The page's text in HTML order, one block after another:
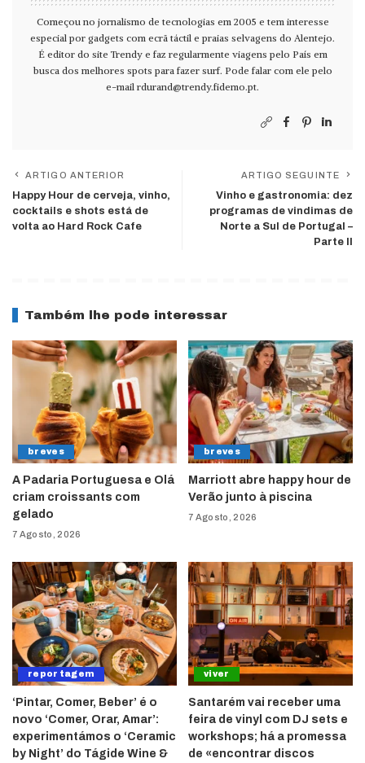
Começou no jornalismo de tecnologias em 2005 e tem interesse
especial por gadgets com ecrã táctil e praias selvagens do Alentejo.
É editor do site Trendy e faz regularmente viagens pelo País em
busca dos melhores spots para fazer surf. Pode falar com ele pelo
e-mail rdurand@trendy.fidemo.pt.
ARTIGO ANTERIOR
Happy Hour de cerveja, vinho,
cocktails e shots está de
volta ao Hard Rock Cafe
ARTIGO SEGUINTE
Vinho e gastronomia: dez
programas de vindimas de
Norte a Sul de Portugal –
Parte II
Também lhe pode interessar
breves
A Padaria Portuguesa e Olá
criam croissants com
gelado
7 Agosto, 2026
breves
Marriott abre happy hour de
Verão junto à piscina
7 Agosto, 2026
reportagem
‘Pintar, Comer, Beber’ é o
novo ‘Comer, Orar, Amar’:
experimentámos o ‘Ceramic
by Night’ do Tágide Wine &
viver
Santarém vai receber uma
feira de vinyl com DJ sets e
workshops; há a promessa
de «encontrar discos